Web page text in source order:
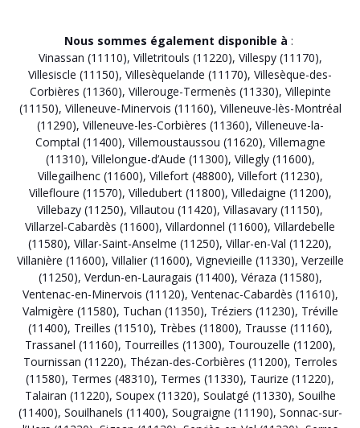
Nous sommes également disponible à :
Vinassan (11110), Villetritouls (11220), Villespy (11170),
Villesiscle (11150), Villesèquelande (11170), Villesèque-des-
Corbières (11360), Villerouge-Termenès (11330), Villepinte
(11150), Villeneuve-Minervois (11160), Villeneuve-lès-Montréal
(11290), Villeneuve-les-Corbières (11360), Villeneuve-la-
Comptal (11400), Villemoustaussou (11620), Villemagne
(11310), Villelongue-d’Aude (11300), Villegly (11600),
Villegailhenc (11600), Villefort (48800), Villefort (11230),
Villefloure (11570), Villedubert (11800), Villedaigne (11200),
Villebazy (11250), Villautou (11420), Villasavary (11150),
Villarzel-Cabardès (11600), Villardonnel (11600), Villardebelle
(11580), Villar-Saint-Anselme (11250), Villar-en-Val (11220),
Villanière (11600), Villalier (11600), Vignevieille (11330), Verzeille
(11250), Verdun-en-Lauragais (11400), Véraza (11580),
Ventenac-en-Minervois (11120), Ventenac-Cabardès (11610),
Valmigère (11580), Tuchan (11350), Tréziers (11230), Tréville
(11400), Treilles (11510), Trèbes (11800), Trausse (11160),
Trassanel (11160), Tourreilles (11300), Tourouzelle (11200),
Tournissan (11220), Thézan-des-Corbières (11200), Terroles
(11580), Termes (48310), Termes (11330), Taurize (11220),
Talairan (11220), Soupex (11320), Soulatgé (11330), Souilhe
(11400), Souilhanels (11400), Sougraigne (11190), Sonnac-sur-